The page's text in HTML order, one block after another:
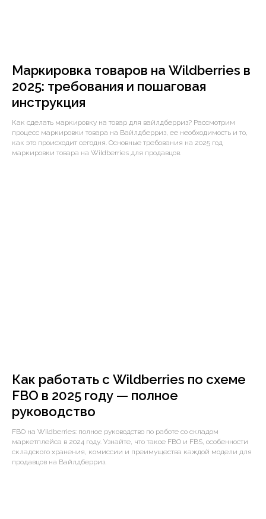
Маркировка товаров на Wildberries в
2025: требования и пошаговая
инструкция
Как сделать маркировку на товар для вайлдберриз? Рассмотрим
процесс маркировки товара на Вайлдберриз, ее необходимость и то,
как это происходит сегодня. Основные требования на 2025 год
маркировки товара на Wildberries для продавцов.
Как работать с Wildberries по схеме
FBO в 2025 году — полное
руководство
FBO на Wildberries: полное руководство по работе со складом
маркетплейса в 2024 году. Узнайте, что такое FBO и FBS, особенности
складского хранения, комиссии и преимущества каждой модели для
продавцов на Вайлдберриз.